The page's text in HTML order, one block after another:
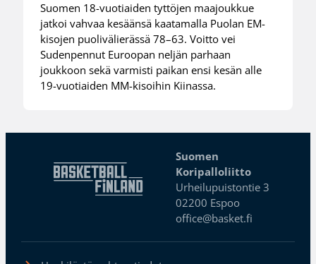
Suomen 18-vuotiaiden tyttöjen maajoukkue
jatkoi vahvaa kesäänsä kaatamalla Puolan EM-
kisojen puolivälierässä 78–63. Voitto vei
Sudenpennut Euroopan neljän parhaan
joukkoon sekä varmisti paikan ensi kesän alle
19-vuotiaiden MM-kisoihin Kiinassa.
Suomen
Koripalloliitto
Urheilupuistontie 3
02200 Espoo
office@basket.fi